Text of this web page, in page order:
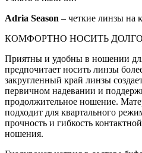
Adria Season – четкие линзы на
КОМФОРТНО НОСИТЬ ДОЛГО
Приятны и удобны в ношении
предпочитает носить линзы
закругленный край линзы
первичном надевании и
продолжительное ношение.
подходит для квартального
прочность и гибкость
ношения.